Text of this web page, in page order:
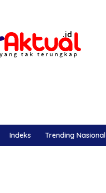
Indeks Trending Nasional